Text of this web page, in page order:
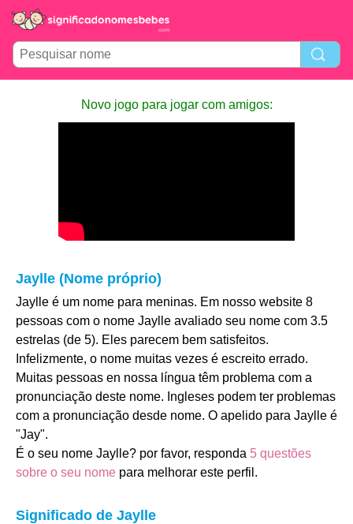
Novo jogo para jogar com amigos:
Jaylle (Nome próprio)
Jaylle é um nome para meninas. Em nosso website 8
pessoas com o nome Jaylle avaliado seu nome com 3.5
estrelas (de 5). Eles parecem bem satisfeitos.
Infelizmente, o nome muitas vezes é escreito errado.
Muitas pessoas en nossa língua têm problema com a
pronunciação deste nome. Ingleses podem ter problemas
com a pronunciação desde nome. O apelido para Jaylle é
"Jay".
É o seu nome Jaylle? por favor, responda 5 questões
sobre o seu nome para melhorar este perfil.
Significado de Jaylle